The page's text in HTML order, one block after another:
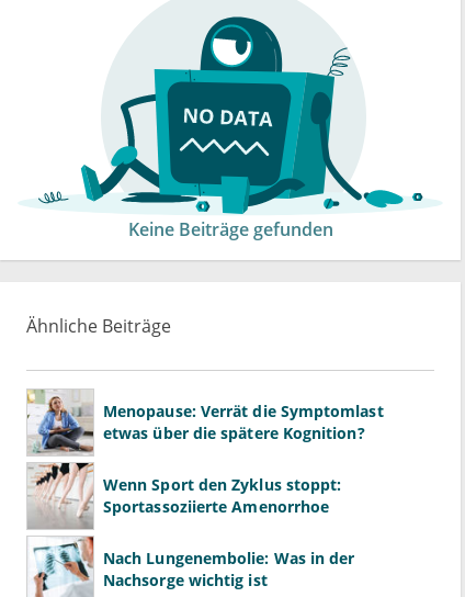
Keine Beiträge gefunden
Ähnliche Beiträge
Menopause: Verrät die Symptomlast
etwas über die spätere Kognition?
Wenn Sport den Zyklus stoppt:
Sportassoziierte Amenorrhoe
Nach Lungenembolie: Was in der
Nachsorge wichtig ist